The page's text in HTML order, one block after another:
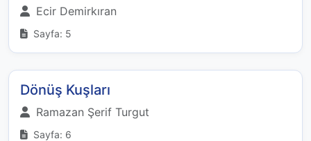
Ecir Demirkıran
Sayfa: 5
Dönüş Kuşları
Ramazan Şerif Turgut
Sayfa: 6